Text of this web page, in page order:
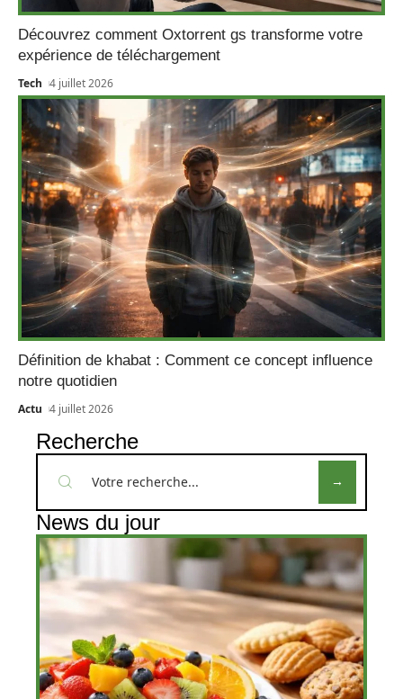
Découvrez comment Oxtorrent gs transforme votre
expérience de téléchargement
Tech 4 juillet 2026
Définition de khabat : Comment ce concept influence
notre quotidien
Actu 4 juillet 2026
Recherche
News du jour